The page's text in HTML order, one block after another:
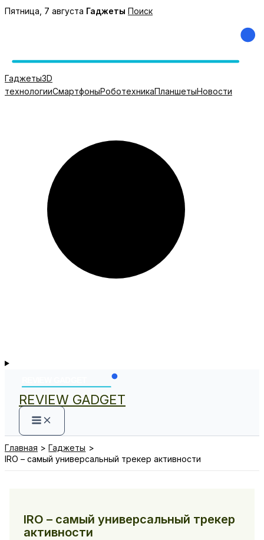
Перейти
Пятница, 7 августа Гаджеты Поиск
Гаджеты3D
технологииСмартфоныРоботехникаПланшетыНовости
REVIEW GADGET
Главная
Гаджеты
IRO – самый универсальный трекер активности
IRO – самый универсальный трекер
активности